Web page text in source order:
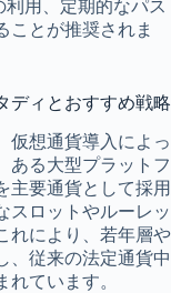
利用、定期的なパス
ことが推奨されま
ディとおすすめ戦略
仮想通貨導入によっ
ある大型プラットフ
主要通貨として採用
スロットやルーレッ
れにより、若年層や
、従来の法定通貨中
ています。